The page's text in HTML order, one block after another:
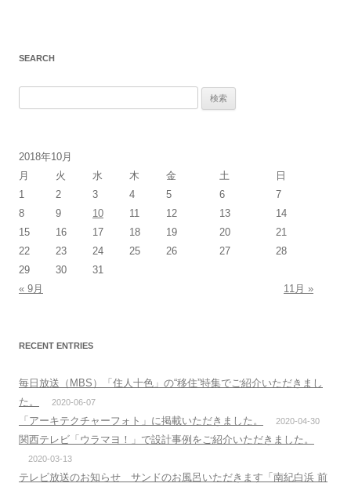
SEARCH
2018年10月
月
火 水 木 金 土 日
« 9月 11月 »
1 2 3 4 5 6
7
8
9 10 11 12 13
14
15
16 17 18 19 20
21
22
23 24 25 26 27
28
29
30 31
RECENT ENTRIES
毎日放送（MBS）「住人十色」の“移住”特集でご紹介いただきまし
た。
2020-06-07
「アーキテクチャーフォト」に掲載いただきました。 2020-04-30
関西テレビ「ウラマヨ！」で設計事例をご紹介いただきました。
2020-03-13
テレビ放送のお知らせ サンドのお風呂いただきます「南紀白浜 前